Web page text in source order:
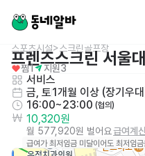
스포츠시설>스크린골프장
프렌즈스크린 서울
찜1 지원3
서비스
금, 토1개월 이상 (장기우
16:00~23:00 (협의)
10,320원
월 577,920원 벌어요급여계
급여가 최저임금 미달이어도 최저임